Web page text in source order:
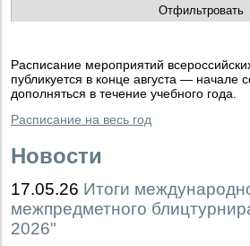
Расписание мероприятий
публикуется в конце августа — начале
дополняться в течение учебного года.
Расписание на весь год
Новости
17.05.26 Итоги
межпредметного
2026"